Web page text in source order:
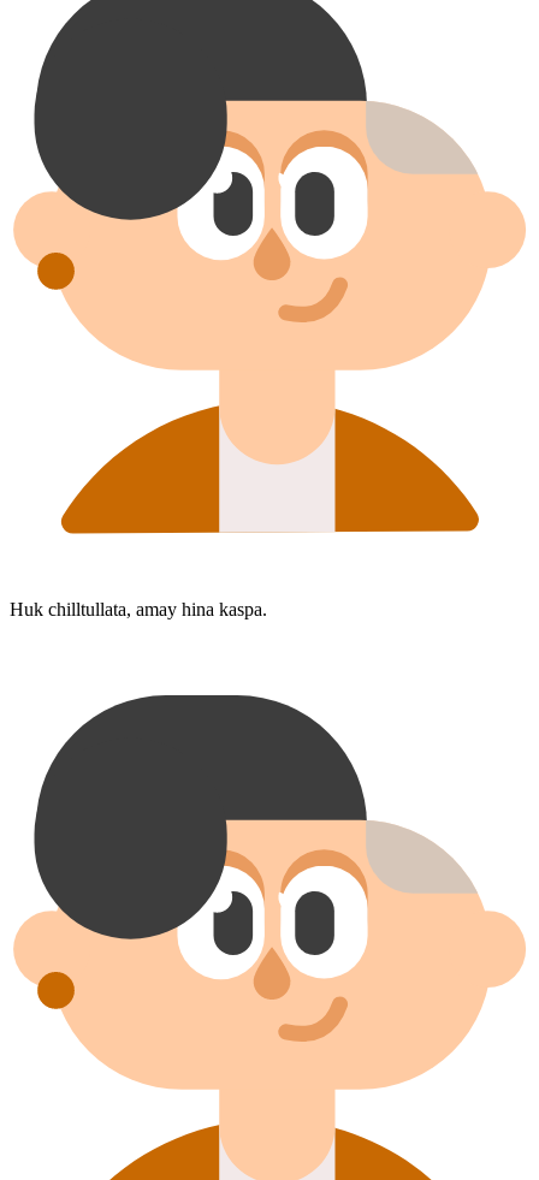
Huk chilltullata, amay hina kaspa.